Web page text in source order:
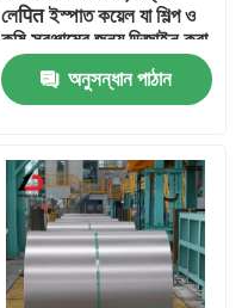
লেपित ইস্পাত কয়েল যা শিল্প ও
কৃষি সরঞ্জামের জন্য ডিজাইন করা
হয়েছে
অনুসন্ধান পাঠান